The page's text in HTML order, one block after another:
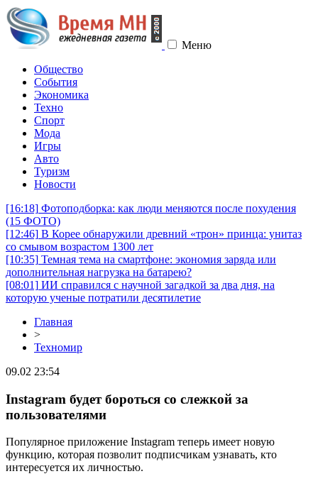
Меню
Общество
События
Экономика
Техно
Спорт
Мода
Игры
Авто
Туризм
Новости
[16:18] Фотоподборка: как люди меняются после похудения
(15 ФОТО)
[12:46] В Корее обнаружили древний «трон» принца: унитаз
со смывом возрастом 1300 лет
[10:35] Темная тема на смартфоне: экономия заряда или
дополнительная нагрузка на батарею?
[08:01] ИИ справился с научной загадкой за два дня, на
которую ученые потратили десятилетие
Главная
>
Техномир
09.02 23:54
Instagram будет бороться со слежкой за
пользователями
Популярное приложение Instagram теперь имеет новую
функцию, которая позволит подписчикам узнавать, кто
интересуется их личностью.